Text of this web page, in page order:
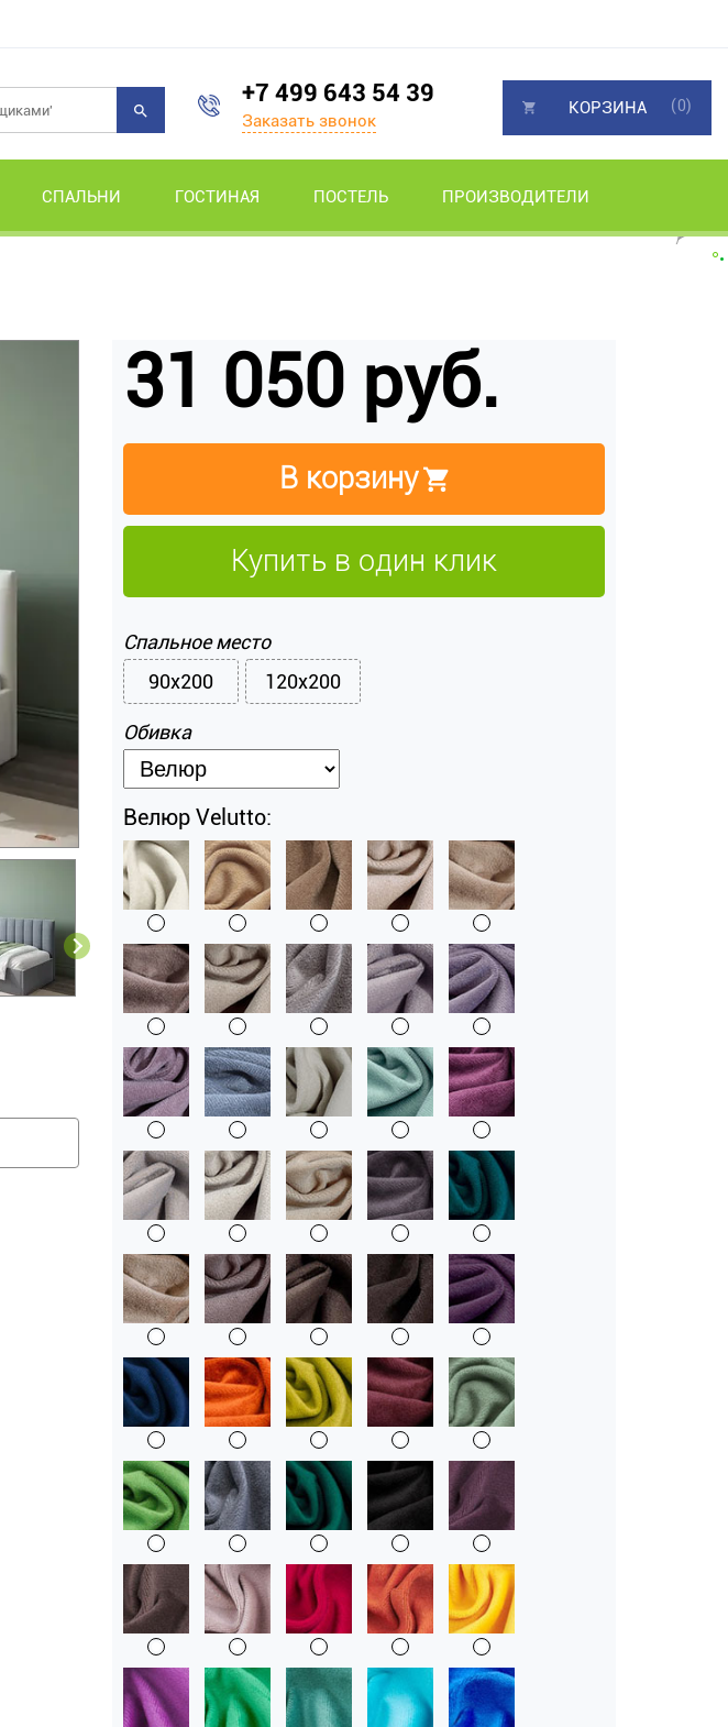
+7 499 643 54 39
Заказать звонок
СПАЛЬНИ ГОСТИНАЯ ПОСТЕЛЬ ПРОИЗВОДИТЕЛИ
КОРЗИНА (0)
31 050 руб.
В корзину
Купить в один клик
Спальное место
90x200
120x200
Обивка
Велюр Velutto: